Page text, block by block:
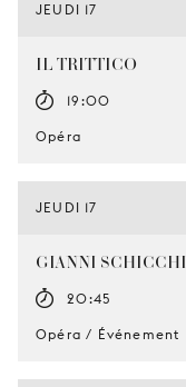
JEUDI 17
IL TRITTICO
19:00
Opéra
JEUDI 17
GIANNI SCHICCHI
20:45
Opéra / Événement